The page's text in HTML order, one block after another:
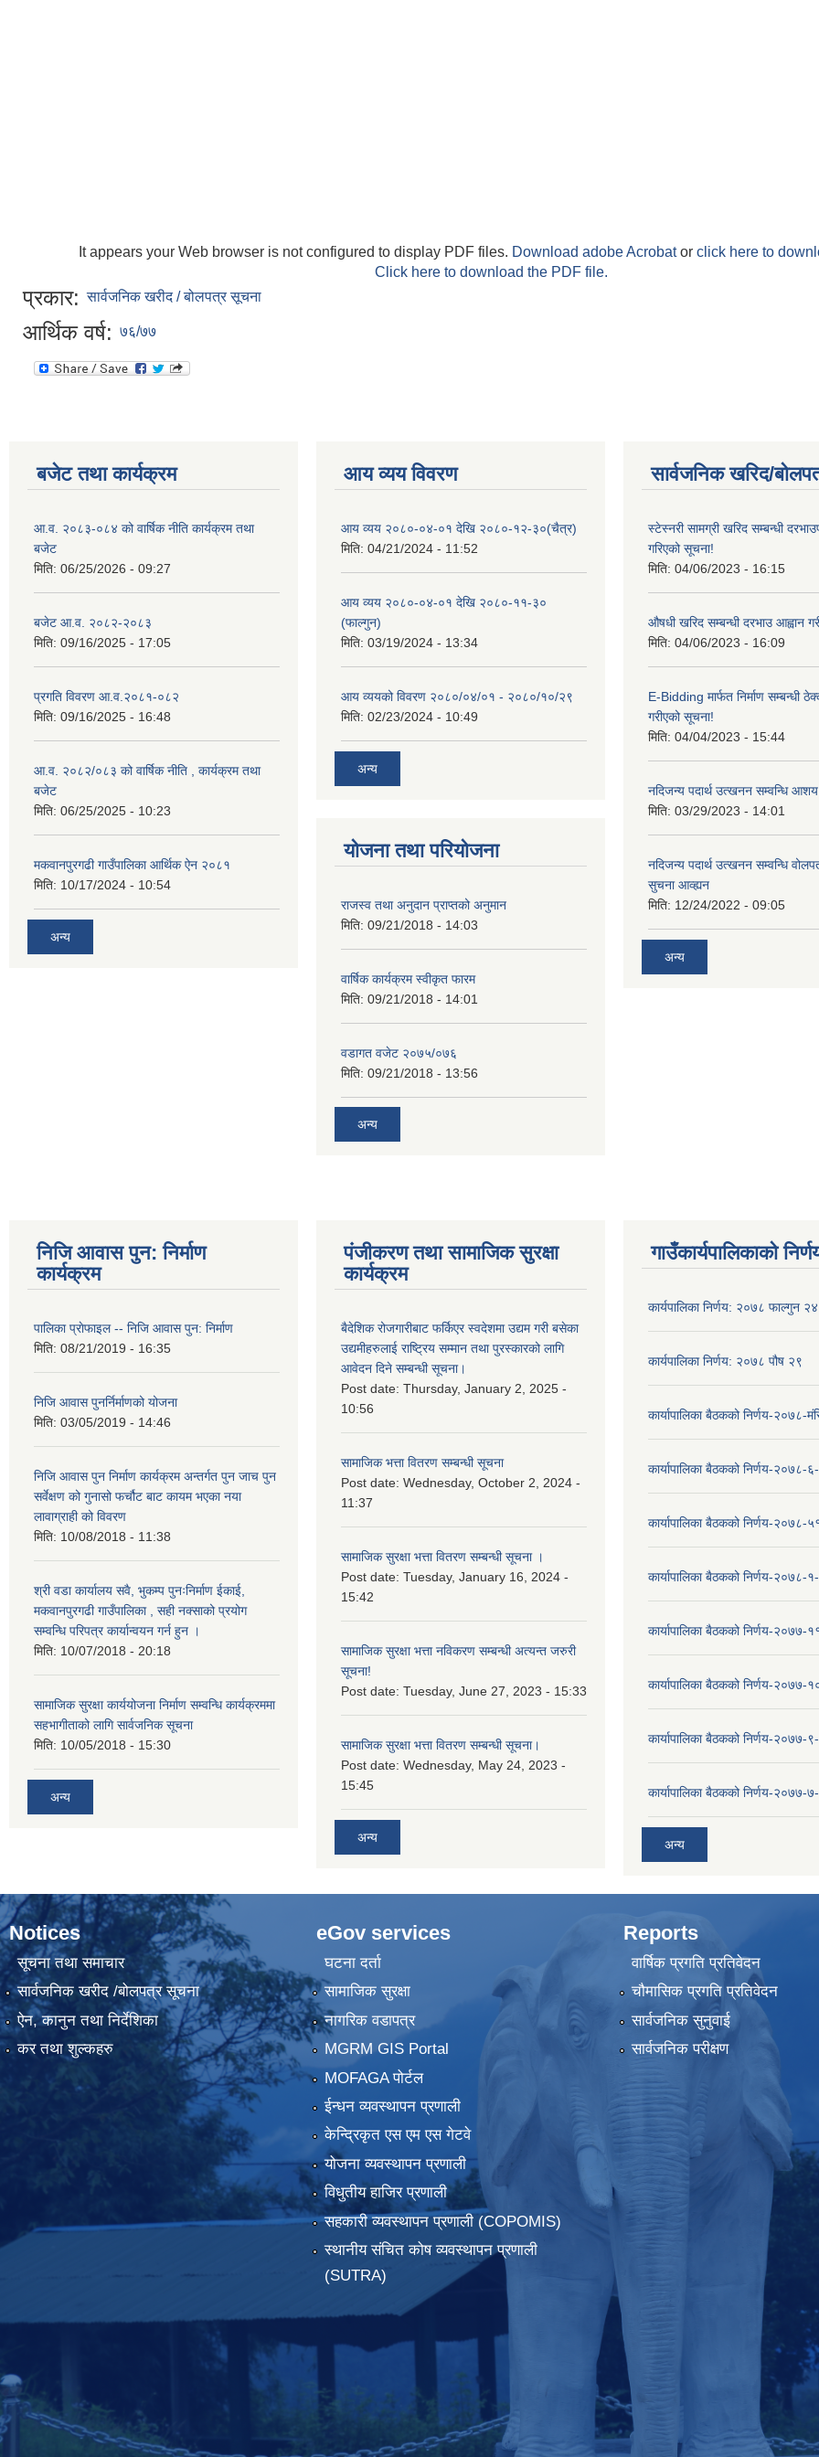
It appears your Web browser is not configured to display PDF files. Download adobe Acrobator click here to
Click here to download the PDF file.
प्रकार: सार्वजनिक खरीद / बोलपत्र सूचना
आर्थिक वर्ष: ७६/७७
बजेट तथा कार्यक्रम
आ.व. २०८३-०८४ को वार्षिक नीति कार्यक्रम तथा
बजेट
मिति: 06/25/2026 - 09:27
बजेट आ.व. २०८२-२०८३
मिति: 09/16/2025 - 17:05
प्रगति विवरण आ.व.२०८१-०८२
मिति: 09/16/2025 - 16:48
आ.व. २०८२/०८३ को वार्षिक नीति , कार्यक्रम तथा
बजेट
मिति: 06/25/2025 - 10:23
मकवानपुरगढी गाउँपालिका आर्थिक ‌‌‌ऐन २०८१
मिति: 10/17/2024 - 10:54
अन्य
आय व्यय विवरण
आय व्यय २०८०-०४-०१ देखि २०८०-१२-३०(चैत्र)
मिति: 04/21/2024 - 11:52
आय व्यय २०८०-०४-०१ देखि २०८०-११-३०
(फाल्गुन)
मिति: 03/19/2024 - 13:34
आय व्ययको विवरण २०८०/०४/०१ - २०८०/१०/२९
मिति: 02/23/2024 - 10:49
अन्य
योजना तथा परियोजना
राजस्व तथा अनुदान प्राप्तको अनुमान
मिति: 09/21/2018 - 14:03
वार्षिक कार्यक्रम स्वीकृत फारम
मिति: 09/21/2018 - 14:01
वडागत वजेट २०७५/०७६
मिति: 09/21/2018 - 13:56
अन्य
सार्वजनिक खरिद/
स्टेस्नरी सामग्री खरिद सम्बन्धी
गरिएको सूचना!
मिति: 04/06/2023 - 16:15
औषधी खरिद सम्बन्धी दरभाउ आह्वान
मिति: 04/06/2023 - 16:09
E-Bidding मार्फत निर्माण सम्बन्धी
गरीएको सूचना!
मिति: 04/04/2023 - 15:44
नदिजन्य पदार्थ उत्खनन सम्वन्धि
मिति: 03/29/2023 - 14:01
नदिजन्य पदार्थ उत्खनन सम्वन्धि
सुचना आव्ह्यन
मिति: 12/24/2022 - 09:05
अन्य
निजि आवास पुन: निर्माण
कार्यक्रम
पालिका प्राेफाइल -- निजि आवास पुन: निर्माण
मिति: 08/21/2019 - 16:35
निजि आवास पुनर्निर्माणको योजना
मिति: 03/05/2019 - 14:46
निजि आवास पुन निर्माण कार्यक्रम अन्तर्गत पुन जाच पुन
सर्वेक्षण को गुनासो फर्चौट बाट कायम भएका नया
लावाग्राही को विवरण
मिति: 10/08/2018 - 11:38
श्री वडा कार्यालय सवै, भुकम्प पुनःनिर्माण ईकाई,
मकवानपुरगढी गाउँपालिका , सही नक्साको प्रयोग
सम्वन्धि परिपत्र कार्यान्वयन गर्न हुन ।
मिति: 10/07/2018 - 20:18
सामाजिक सुरक्षा कार्ययोजना निर्माण सम्वन्धि कार्यक्रममा
सहभागीताको लागि सार्वजनिक सूचना
मिति: 10/05/2018 - 15:30
अन्य
पंजीकरण तथा सामाजिक सुरक्षा
कार्यक्रम
बैदेशिक रोजगारीबाट फर्किएर स्वदेशमा उद्यम गरी बसेका
उद्यमीहरुलाई राष्‍ट्रिय सम्मान तथा पुरस्कारको लागि
आवेदन दिने सम्बन्धी सूचना।
Post date: Thursday, January 2, 2025 -
10:56
सामाजिक भत्ता वितरण सम्बन्धी सूचना
Post date: Wednesday, October 2, 2024 -
11:37
सामाजिक सुरक्षा भत्ता वितरण सम्बन्धी सूचना ।
Post date: Tuesday, January 16, 2024 -
15:42
सामाजिक सुरक्षा भत्ता नविकरण सम्बन्धी अत्यन्त जरुरी
सूचना!
Post date: Tuesday, June 27, 2023 - 15:33
सामाजिक सुरक्षा भत्ता वितरण सम्बन्धी सूचना।
Post date: Wednesday, May 24, 2023 -
15:45
अन्य
गाउँकार्यपालिकाको
कार्यपालिका निर्णय: २०७८ फाल्गुन २४
कार्यपालिका निर्णय: २०७८ पौष २९
कार्यापालिका बैठकको निर्णय-२०७८-
कार्यापालिका बैठकको निर्णय-२०७८-
कार्यापालिका बैठकको निर्णय-२०७८-
कार्यापालिका बैठकको निर्णय-२०७८-
कार्यापालिका बैठकको निर्णय-२०७७-
कार्यापालिका बैठकको निर्णय-२०७७-
कार्यापालिका बैठकको निर्णय-२०७७-
कार्यापालिका बैठकको निर्णय-२०७७-
अन्य
Notices
सूचना तथा समाचार
सार्वजनिक खरीद /बोलपत्र सूचना
ऐन, कानुन तथा निर्देशिका
कर तथा शुल्कहरु
eGov services
घटना दर्ता
सामाजिक सुरक्षा
नागरिक वडापत्र
MGRM GIS Portal
MOFAGA पोर्टल
ईन्धन व्यवस्थापन प्रणाली
केन्द्रिकृत एस एम एस गेटवे
योजना व्यवस्थापन प्रणाली
विधुतीय हाजिर प्रणाली
सहकारी व्यवस्थापन प्रणाली (COPOMIS)
स्थानीय संचित कोष व्यवस्थापन प्रणाली
(SUTRA)
Reports
वार्षिक प्रगति प्रतिवेदन
चौमासिक प्रगति प्रतिवेदन
सार्वजनिक सुनुवाई
सार्वजनिक परीक्षण